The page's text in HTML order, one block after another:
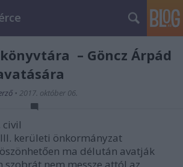
– Göncz Árpád
• 2017. október 06.
civil
III. kerületi önkormányzat
ma délután avatják